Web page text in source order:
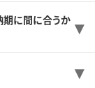
期に間に合うか